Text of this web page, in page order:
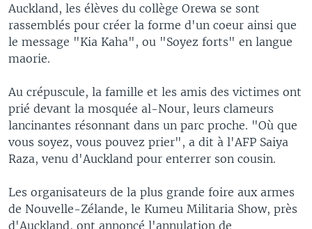
Auckland, les élèves du collège Orewa se sont
rassemblés pour créer la forme d'un coeur ainsi que
le message "Kia Kaha", ou "Soyez forts" en langue
maorie.
Au crépuscule, la famille et les amis des victimes ont
prié devant la mosquée al-Nour, leurs clameurs
lancinantes résonnant dans un parc proche. "Où que
vous soyez, vous pouvez prier", a dit à l'AFP Saiya
Raza, venu d'Auckland pour enterrer son cousin.
Les organisateurs de la plus grande foire aux armes
de Nouvelle-Zélande, le Kumeu Militaria Show, près
d'Auckland, ont annoncé l'annulation de